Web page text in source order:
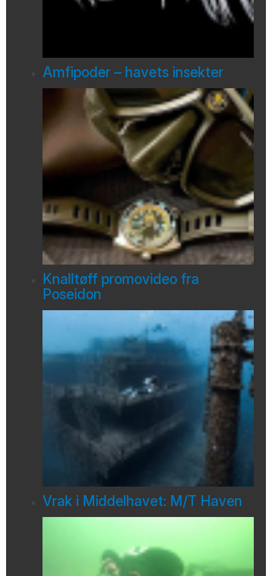
Amfipoder – havets insekter
Knalltøff promovideo fra
Poseidon
Vrak i Middelhavet: M/T Haven